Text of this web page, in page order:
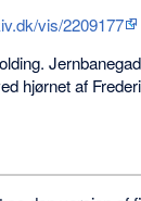
vis/2209177
hjørnet af